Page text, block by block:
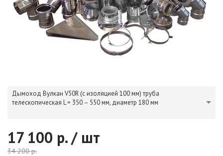
Дымоход Вулкан V50R (с изоляцией 100 мм) труба
телескопическая L = 350 – 550 мм, диаметр 180 мм
17 100 р. / шт
34 200р.